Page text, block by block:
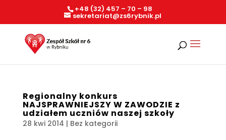
+48 (32) 457 – 70 – 98
sekretariat@zs6rybnik.pl
Regionalny konkurs
NAJSPRAWNIEJSZY W ZAWODZIE z
udziałem uczniów naszej szkoły
28 kwi 2014 | Bez kategorii